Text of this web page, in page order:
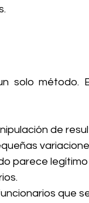
solo método.
de
parece
que